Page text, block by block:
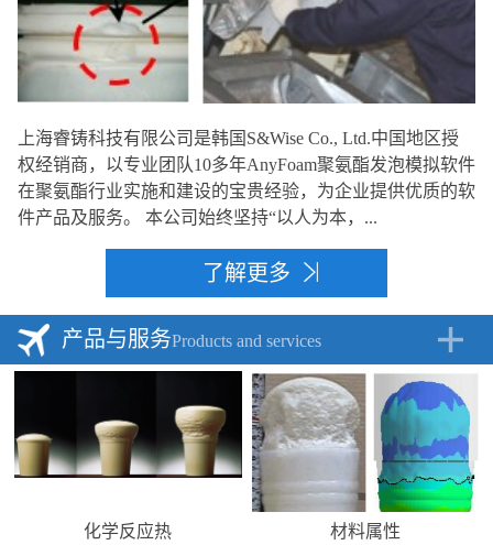
上海睿铸科技有限公司是韩国S&Wise Co., Ltd.中国地区授
权经销商，以专业团队10多年AnyFoam聚氨酯发泡模拟软件
在聚氨酯行业实施和建设的宝贵经验，为企业提供优质的软
件产品及服务。 本公司始终坚持“以人为本，...
了解更多
产品与服务Products and services
化学反应热 材料属性